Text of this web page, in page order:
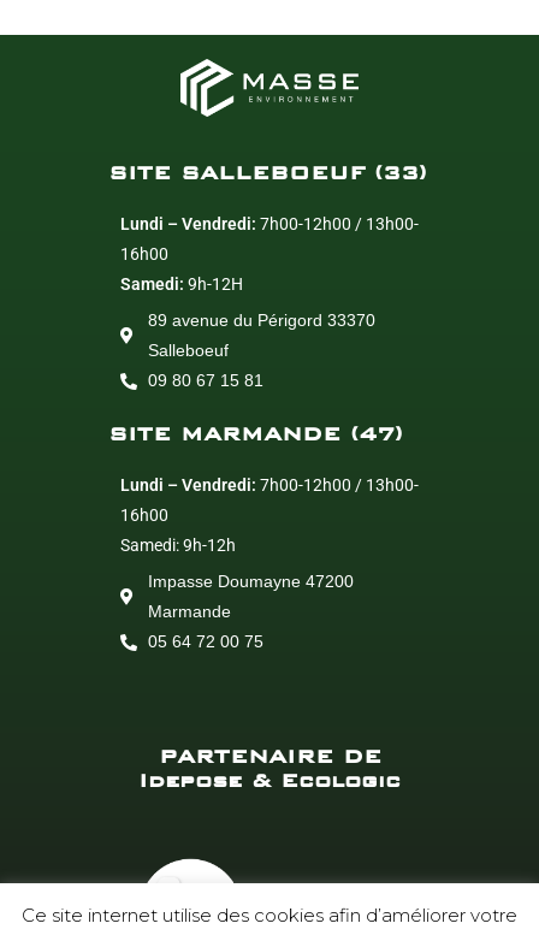
SITE SALLEBOEUF (33)
Lundi – Vendredi: 7h00-12h00 / 13h00-
16h00
Samedi: 9h-12H
89 avenue du Périgord 33370
Salleboeuf
09 80 67 15 81
SITE MARMANDE (47)
Lundi – Vendredi: 7h00-12h00 / 13h00-
16h00
Samedi: 9h-12h
Impasse Doumayne 47200
Marmande
05 64 72 00 75
PARTENAIRE DE
Idepose & Ecologic
Ce site internet utilise des cookies afin d’améliorer votre